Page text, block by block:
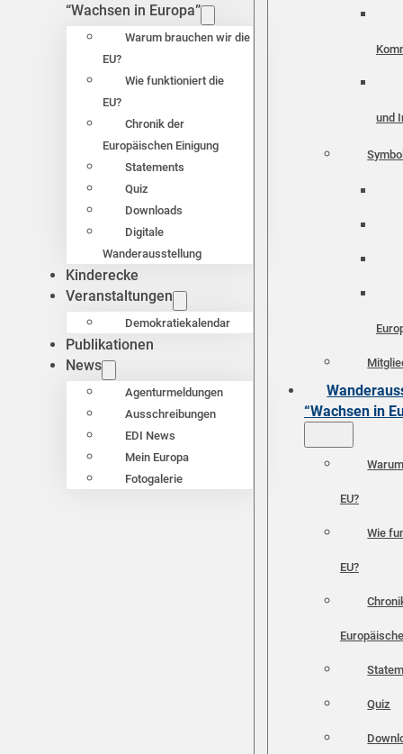
“Wachsen in Europa”
Warum brauchen wir die
EU?
Wie funktioniert die
EU?
Chronik der
Europäischen Einigung
Statements
Quiz
Downloads
Digitale
Wanderausstellung
Kinderecke
Veranstaltungen
Demokratiekalendar
Publikationen
News
Agenturmeldungen
Ausschreibungen
EDI News
Mein Europa
Fotogalerie
und
“Wachsen in
EU?
Wie
EU?
Quiz